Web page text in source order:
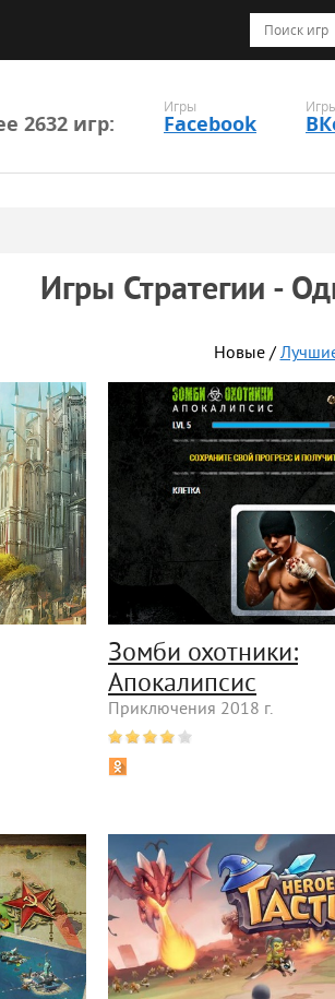
2632 игр:
Игры
Facebook
Игры Стратегии -
Новые /
Зомби охотники:
Апокалипсис
Приключения 2018 г.